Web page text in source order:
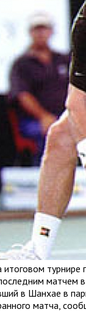
итоговом
матчем
в Шанхае в
матча,